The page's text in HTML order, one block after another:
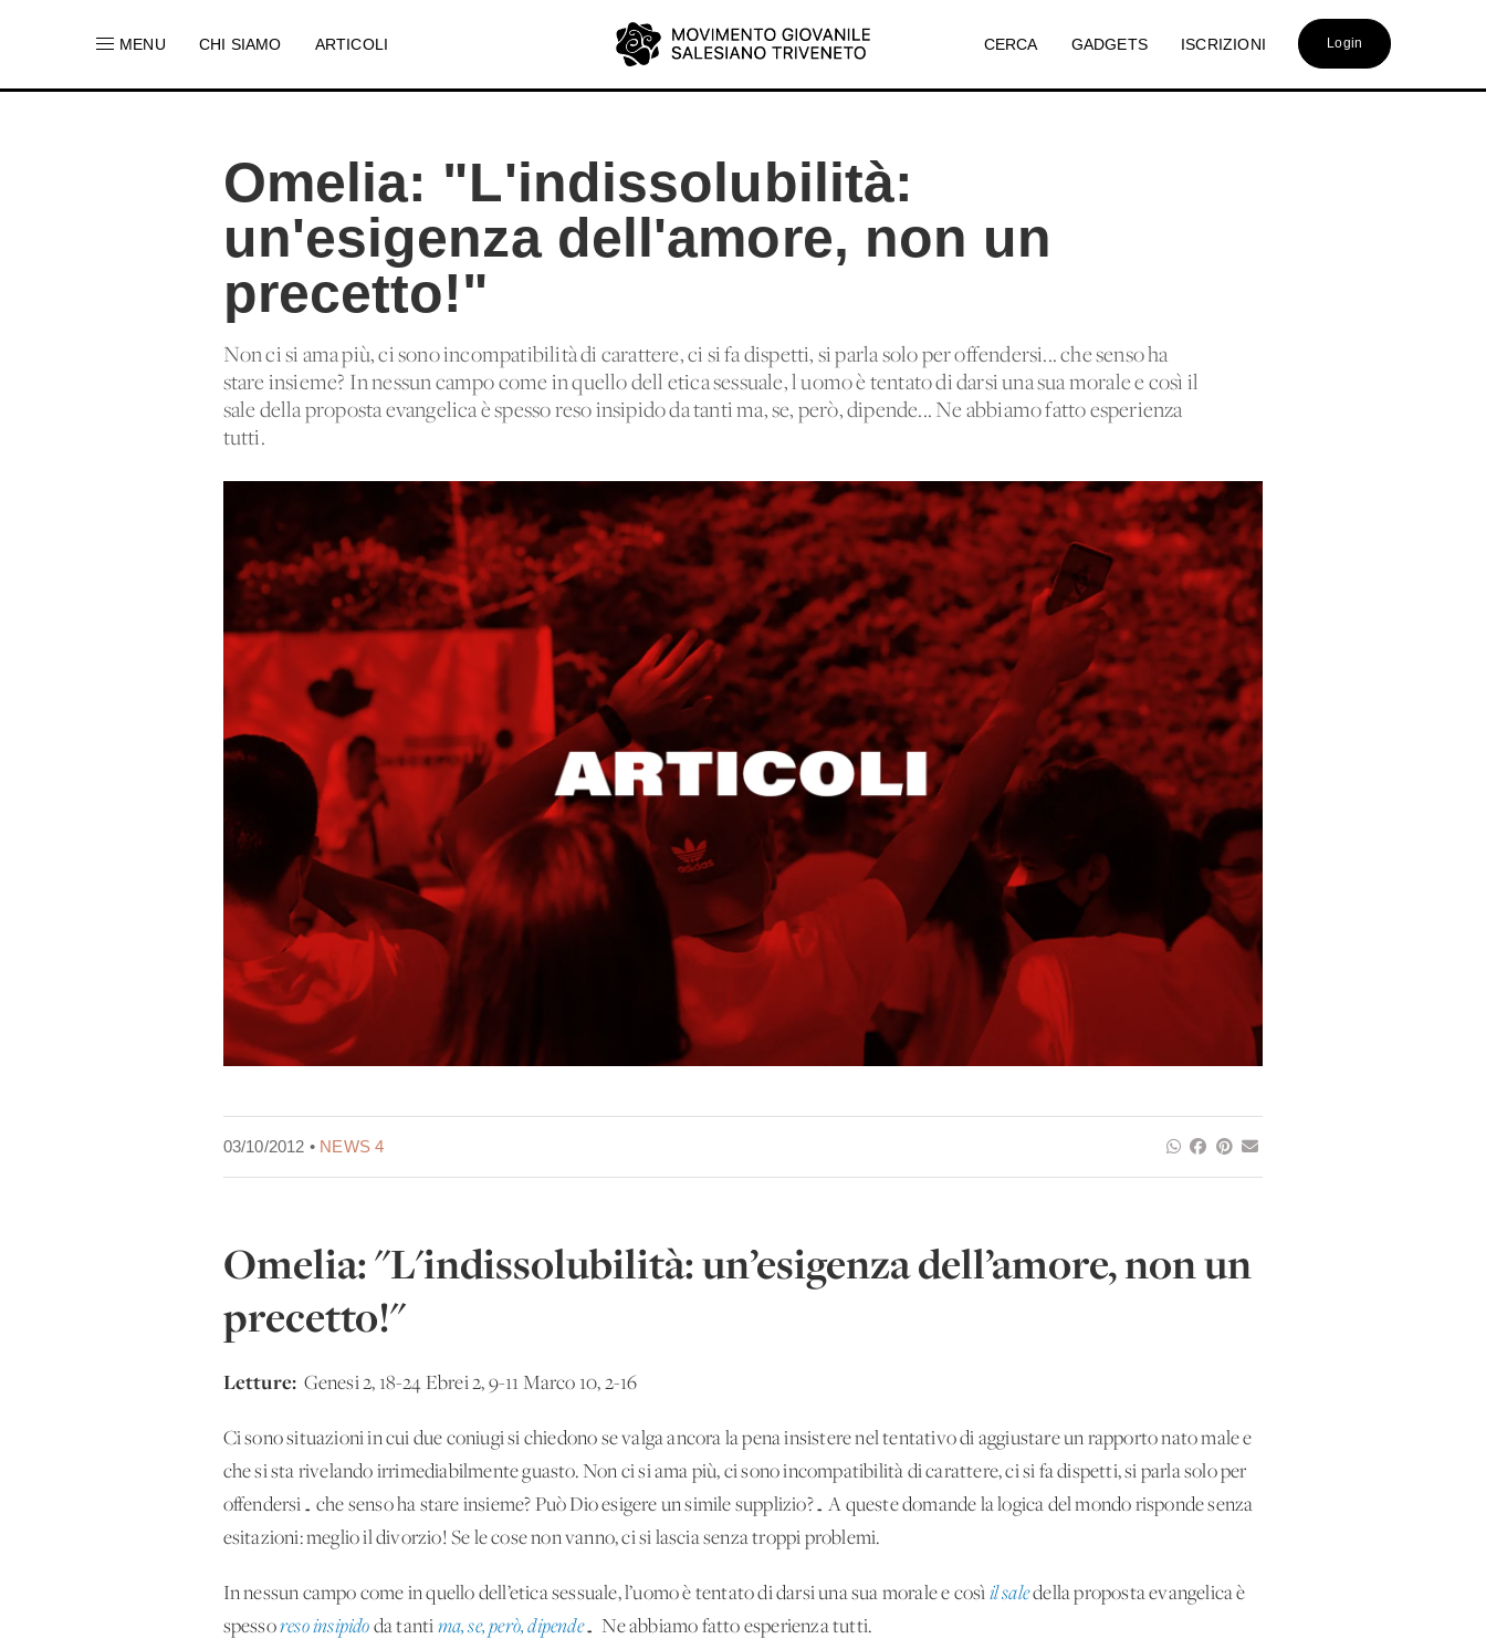
MENU CHI SIAMO ARTICOLI CERCA GADGETS ISCRIZIONI Login
Omelia: "L'indissolubilità:
un'esigenza dell'amore, non un
precetto!"
Non ci si ama più, ci sono incompatibilità di carattere, ci si fa dispetti, si parla solo per offendersi... che senso ha
stare insieme? In nessun campo come in quello dell'etica sessuale, l'uomo è tentato di darsi una sua morale e così il
sale della proposta evangelica è spesso reso insipido da tanti ma, se, però, dipende... Ne abbiamo fatto esperienza
tutti.
03/10/2012 • NEWS 4
Omelia: "L'indissolubilità: un’esigenza dell’amore, non un
precetto!"
Letture: Genesi 2, 18-24 Ebrei 2, 9-11 Marco 10, 2-16
Ci sono situazioni in cui due coniugi si chiedono se valga ancora la pena insistere nel tentativo di aggiustare un rapporto nato male e
che si sta rivelando irrimediabilmente guasto. Non ci si ama più, ci sono incompatibilità di carattere, ci si fa dispetti, si parla solo per
offendersi… che senso ha stare insieme? Può Dio esigere un simile supplizio?… A queste domande la logica del mondo risponde senza
esitazioni: meglio il divorzio! Se le cose non vanno, ci si lascia senza troppi problemi.
In nessun campo come in quello dell’etica sessuale, l’uomo è tentato di darsi una sua morale e così il saledella proposta evangelica è
spessoreso insipido da tanti ma, se, però, dipende… Ne abbiamo fatto esperienza tutti.